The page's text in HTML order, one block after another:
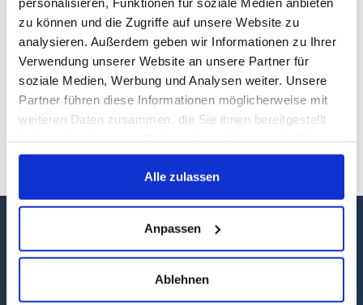
zu können und die Zugriffe auf unsere Website zu
analysieren. Außerdem geben wir Informationen zu Ihrer
Verwendung unserer Website an unsere Partner für
soziale Medien, Werbung und Analysen weiter. Unsere
Partner führen diese Informationen möglicherweise mit
weiteren Daten zusammen, die Sie ihnen bereitgestellt
gesammelt haben.
Alle zulassen
Anpassen
Ablehnen
Wohin unternimmt man eine Reise, wenn man sich für
Burgen und Weinbau interessiert? Nach Mecklenburg.
Ja, nicht besserwissend schmunzeln. Nach
Mecklenburg. Malerisch eingerahmt von sieben Hügeln,
Burg Stargard. Hier werden jährlich bis zu 2000
Flaschen Mecklenburger Landwein abgefüllt.